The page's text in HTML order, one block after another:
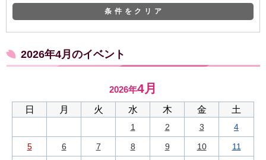
条件をクリア
2026年4月のイベント
2026年4月
日 月 火 水 木 金 土
1 2 3 4
5 6 7 8 9 10 11